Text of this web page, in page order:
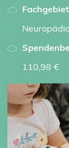
Fachgebiet
110,98 €